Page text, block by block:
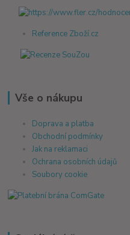
Reference Zboží.cz
Vše o nákupu
Doprava a platba
Obchodní podmínky
Jak na reklamaci
Ochrana osobních údajů
Soubory cookie